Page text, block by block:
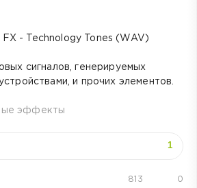
сигналов, генерируемых
и прочих элементов.
эффекты
1
0
813